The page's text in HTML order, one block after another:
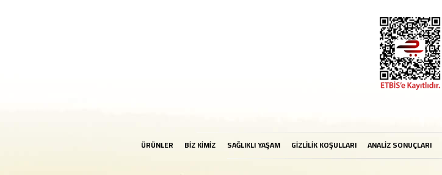
ÜRÜNLER BİZ KİMİZ SAĞLIKLI YAŞAM GİZLİLİK KOŞULLARI ANALİZ SONUÇLARI